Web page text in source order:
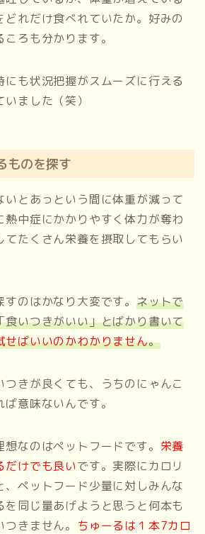
どれだけ食べれていたか。好みの
ろも分かります。
にも状況把握がスムーズに行える
ました（笑）
ものを探す
いとあっという間に体重が減って
熱中症にかかりやすく体力が奪わ
てたくさん栄養を摂取してもらい
のはかなり大変です。 ネットで
食いつきがいい」とばかり書いて
せばいいのかわかりません。
つきが良くても、うちのにゃんこ
意味ないんです。
なのはペットフードです。 栄養
だけでも良いです。実際にカロリ
、ペットフード少量に対しみんな
を同じ量あげようと思うと何本も
きません。 ちゅーるは１本7カロ